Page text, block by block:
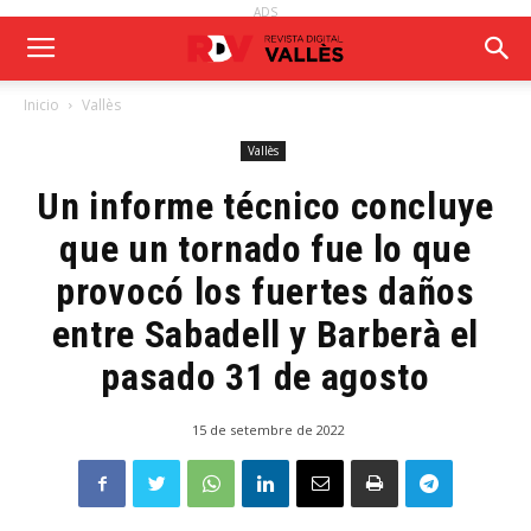
ADS
Inicio Vallès
Vallès
Un informe técnico concluye
que un tornado fue lo que
provocó los fuertes daños
entre Sabadell y Barberà el
pasado 31 de agosto
15 de setembre de 2022